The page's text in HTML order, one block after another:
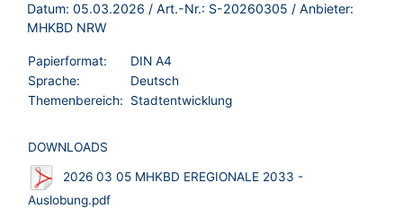
Datum: 05.03.2026 / Art.-Nr.: S-20260305 / Anbieter:
MHKBD NRW
Papierformat:
DIN A4
Sprache:
Deutsch
Themenbereich:
Stadtentwicklung
DOWNLOADS
2026 03 05 MHKBD EREGIONALE 2033 -
Auslobung.pdf